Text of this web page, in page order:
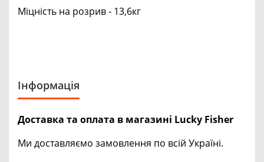
Міцність на розрив - 13,6кг
Інформація
Доставка та оплата в магазині Lucky Fisher
Ми доставляємо замовлення по всій Україні.